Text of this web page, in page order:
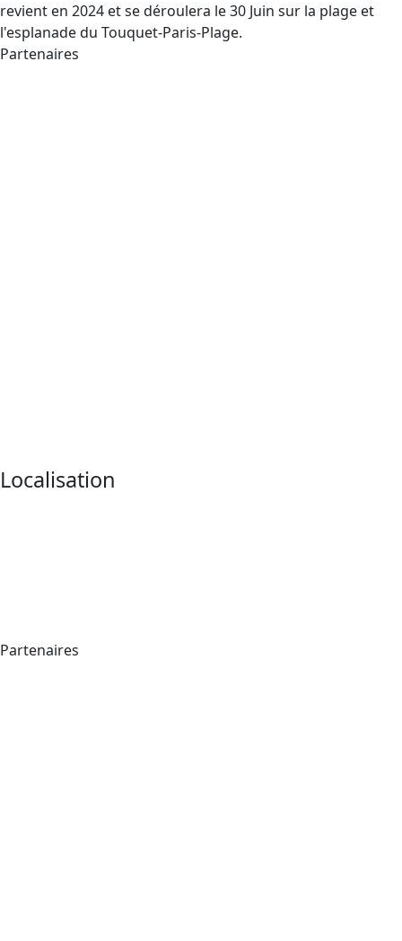
revient en 2024 et se déroulera le 30 Juin sur la plage et
l'esplanade du Touquet-Paris-Plage.
Partenaires
Localisation
Partenaires